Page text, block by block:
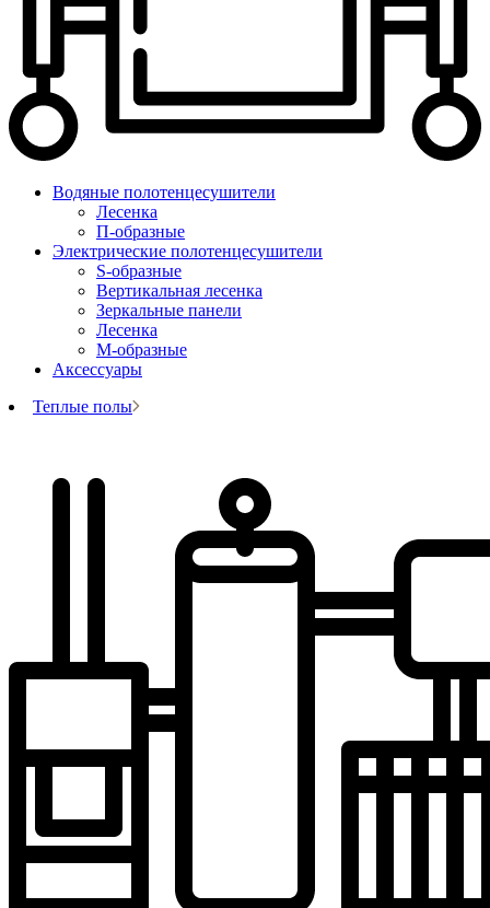
Водяные полотенцесушители
Лесенка
П-образные
Электрические полотенцесушители
S-образные
Вертикальная лесенка
Зеркальные панели
Лесенка
М-образные
Аксессуары
Теплые полы